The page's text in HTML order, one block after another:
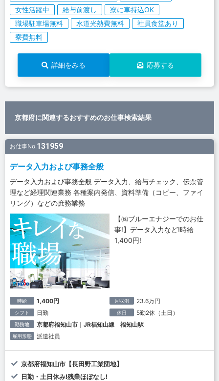
女性活躍中
給与前渡し
寮に車持込OK
職場駐車場無料
水道光熱費無料
社員食堂あり
寮費無料
詳細をみる 応募する
京都府に関連するおすすめのお仕事検索結果
お仕事No.131959
データ入力および事務全般
データ入力および事務全般 データ入力、給与チェック、伝票管
理など経理関連業務 各種案内発信、資料準備（コピー、ファイ
リング）などの庶務業務
【㈱ブルーエナジーでのお仕
事!】データ入力など!時給
1,400円!
時給 1,400円 月収例 23.6万円
シフト 日勤 休日 5勤2休（土日）
勤務地 京都府福知山市｜JR福知山線 福知山駅
雇用形態 派遣社員
京都府福知山市【長田野工業団地】
日勤・土日休み!残業ほぼなし!